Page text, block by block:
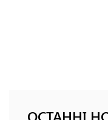
ОСТАННІ